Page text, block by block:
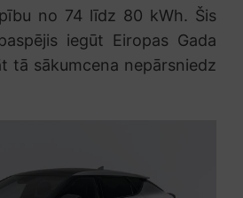
no 74 līdz 80 kWh. Šis
iegūt Eiropas Gada
tā sākumcena nepārsniedz